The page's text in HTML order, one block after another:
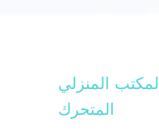
المكتب المنزلي
المتحرك